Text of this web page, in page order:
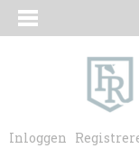
Inloggen